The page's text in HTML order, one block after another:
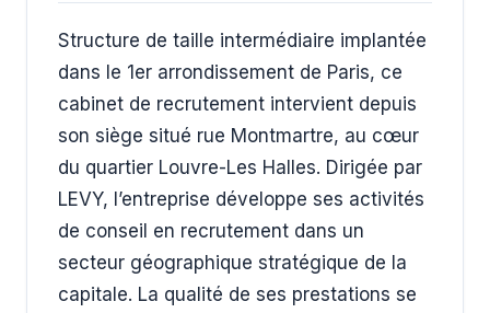
Structure de taille intermédiaire implantée
dans le 1er arrondissement de Paris, ce
cabinet de recrutement intervient depuis
son siège situé rue Montmartre, au cœur
du quartier Louvre-Les Halles. Dirigée par
LEVY, l’entreprise développe ses activités
de conseil en recrutement dans un
secteur géographique stratégique de la
capitale. La qualité de ses prestations se